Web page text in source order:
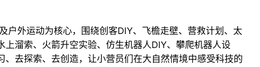
外运动为核心，围绕创客DIY、飞檐走壁、营救计划、太
溜索、火箭升空实验、仿生机器人DIY、攀爬机器人设
去探索、去创造，让小营员们在大自然情境中感受科技的